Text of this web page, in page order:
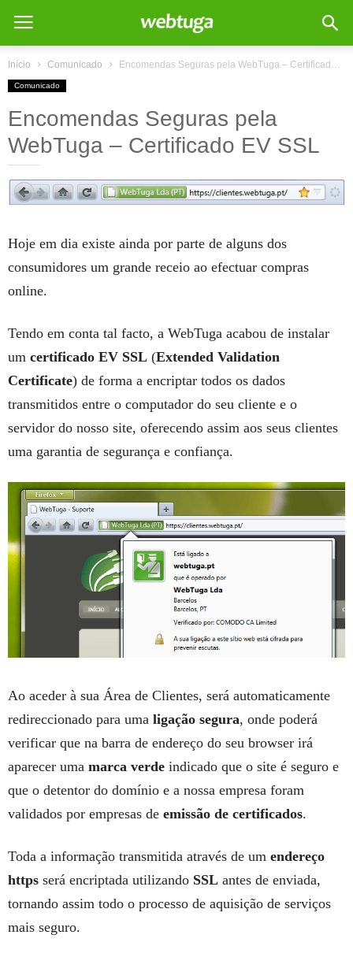
Início Comunicado Encomendas Seguras pela WebTuga – Certificado EV SSL
Comunicado
Encomendas Seguras pela
WebTuga – Certificado EV SSL
Hoje em dia existe ainda por parte de alguns dos
consumidores um grande receio ao efectuar compras
online.
Tendo em conta tal facto, a WebTuga acabou de instalar
um certificado EV SSL (Extended Validation
Certificate) de forma a encriptar todos os dados
transmitidos entre o computador do seu cliente e o
servidor do nosso site, oferecendo assim aos seus clientes
uma garantia de segurança e confiança.
Ao aceder à sua Área de Clientes, será automaticamente
redireccionado para uma ligação segura, onde poderá
verificar que na barra de endereço do seu browser irá
aparecer uma marca verde indicado que o site é seguro e
que o detentor do domínio e a nossa empresa foram
validados por empresas de emissão de certificados.
Toda a informação transmitida através de um endereço
https será encriptada utilizando SSL antes de enviada,
tornando assim todo o processo de aquisição de serviços
mais seguro.